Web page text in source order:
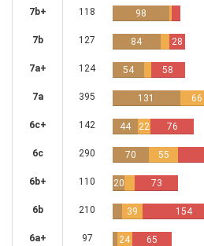
7b+ 118 98
7b 127 84 28
7a+ 124 54 58
7a 395 131 66
6c+ 142 44 22 76
6c 290 70 55
6b+ 110 20 73
6b 210 39 154
6a+ 97 24 65